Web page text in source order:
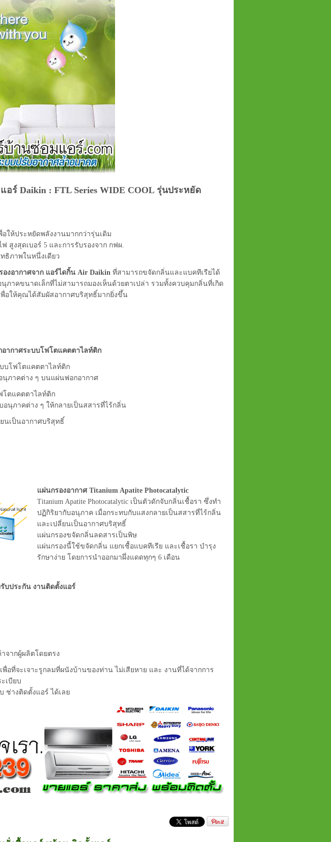
ร์ Daikin : FTL Series WIDE COOL รุ่นประหยัด
อให้ประหยัดพลังงานมากกว่ารุ่นเดิม
สูงสุดเบอร์ 5 และการรับรองจาก กฟผ.
ธิภาพในหนึ่งเดียว
งอากาศจาก แอร์ไดกิ้น Air Daikin ที่สามารถขจัดกลิ่นและแบคทีเรียได้
ภาคขนาดเล็กที่ไม่สามารถมองเห็นด้วยตาเปล่า รวมทั้งควบคุมกลิ่นที่เกิด
พื่อให้คุณได้สัมผัสอากาศบริสุทธิ์มากยิ่งขึ้น
ากาศระบบโฟโตแคตตาไลท์ติก
บโฟโตแคตตาไลท์ติก
นุภาคต่าง ๆ บนแผ่นฟอกอากาศ
โตแคตตาไลท์ติก
อนุภาคต่าง ๆ ให้กลายเป็นสสารที่ไร้กลิ่น
นเป็นอากาศบริสุทธิ์
แผ่นกรองอากาศ Titanium Apatite Photocatalytic
Titanium Apatite Photocatalytic เป็นตัวดักจับกลิ่นเชื้อรา ซึ่งทำ
ปฏิกิริยากับอนุภาค เมื่อกระทบกับแสงกลายเป็นสสารที่ไร้กลิ่น
และเปลี่ยนเป็นอากาศบริสุทธิ์
แผ่นกรองขจัดกลิ่นลดสารเป็นพิษ
แผ่นกรองนี้ใช้ขจัดกลิ่น แยกเชื้อแบคทีเรีย และเชื้อรา บำรุง
รักษาง่าย โดยการนำออกมาผึ่งแดดทุกๆ 6 เดือน
บประกัน งานติดตั้งแอร์
จากผู้ผลิตโดยตรง
พื่อที่จะเจาะรูกลมที่ผนังบ้านของท่าน ไม่เสียหาย และ งานที่ได้จากการ
เบียบ
ช่างติดตั้งแอร์ ได้เลย